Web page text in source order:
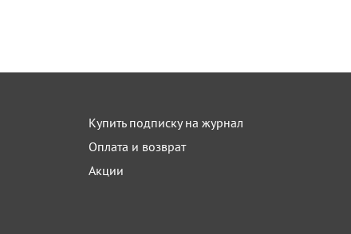
Купить подписку на журнал
Оплата и возврат
Акции